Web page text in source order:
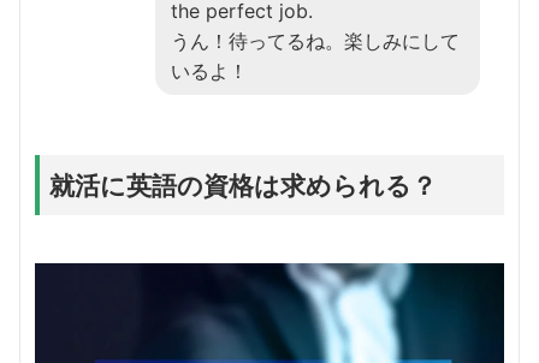
the perfect job.
うん！待ってるね。楽しみにして
いるよ！
就活に英語の資格は求められる？